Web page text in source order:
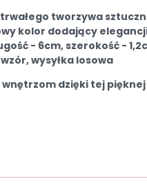
tworzywa
kolor dodający
- 6cm, szerokość -
wysyłka losowa
dzięki tej